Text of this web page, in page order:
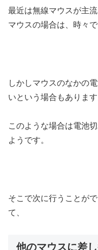
最近は無線マウスが主
マウスの場合は、時々
しかしマウスのなかの
いという場合もあります
このような場合は電池
ようです。
そこで次に行うことが
て、
他のマウスに差